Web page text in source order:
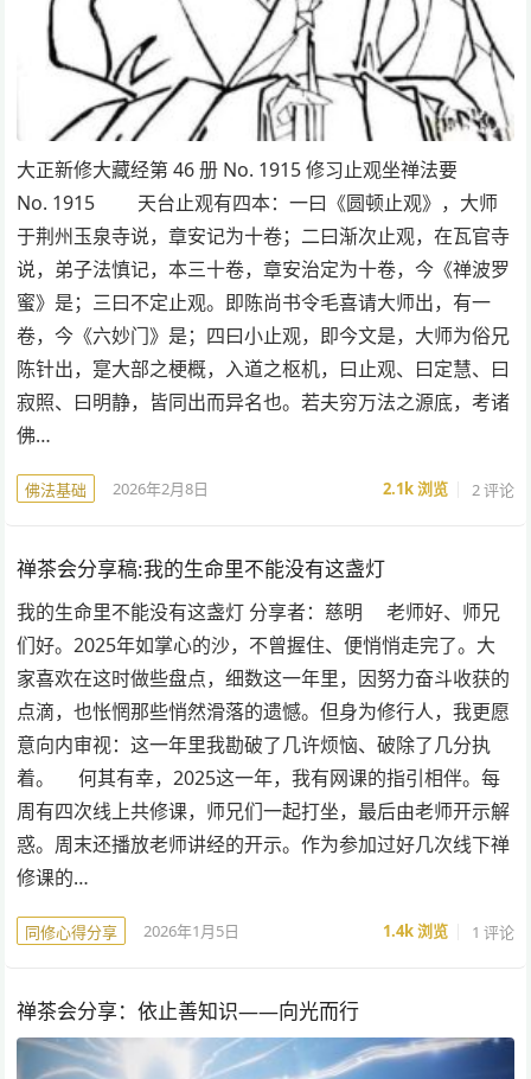
大正新修大藏经第 46 册 No. 1915 修习止观坐禅法要
No. 1915 天台止观有四本：一曰《圆顿止观》，大师
于荆州玉泉寺说，章安记为十卷；二曰渐次止观，在瓦官寺
说，弟子法慎记，本三十卷，章安治定为十卷，今《禅波罗
蜜》是；三曰不定止观。即陈尚书令毛喜请大师出，有一
卷，今《六妙门》是；四曰小止观，即今文是，大师为俗兄
陈针出，寔大部之梗概，入道之枢机，曰止观、曰定慧、曰
寂照、曰明静，皆同出而异名也。若夫穷万法之源底，考诸
佛…
佛法基础 2026年2月8日 2.1k浏览 2 评论
禅茶会分享稿:我的生命里不能没有这盏灯
我的生命里不能没有这盏灯 分享者：慈明 老师好、师兄
们好。2025年如掌心的沙，不曾握住、便悄悄走完了。大
家喜欢在这时做些盘点，细数这一年里，因努力奋斗收获的
点滴，也怅惘那些悄然滑落的遗憾。但身为修行人，我更愿
意向内审视：这一年里我勘破了几许烦恼、破除了几分执
着。 何其有幸，2025这一年，我有网课的指引相伴。每
周有四次线上共修课，师兄们一起打坐，最后由老师开示解
惑。周末还播放老师讲经的开示。作为参加过好几次线下禅
修课的…
同修心得分享 2026年1月5日 1.4k浏览 1 评论
禅茶会分享：依止善知识——向光而行